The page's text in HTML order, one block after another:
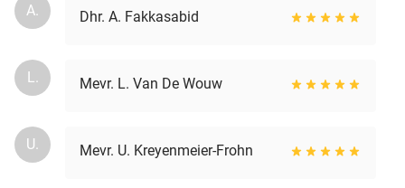
A. Dhr. A. Fakkasabid
L. Mevr. L. Van De Wouw
U. Mevr. U. Kreyenmeier-Frohn